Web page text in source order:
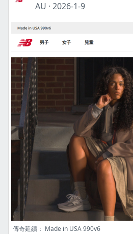
AU · 2026-1-9
傳奇延續： Made in USA 990v6